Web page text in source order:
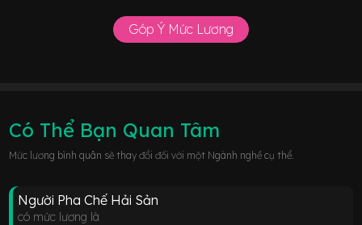
Góp Ý Mức Lương
Có Thể Bạn Quan Tâm
Mức lương bình quân sẽ thay đổi đối với một Ngành nghề cụ thể.
Người Pha Chế Hải Sản
có mức lương là